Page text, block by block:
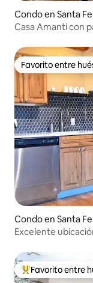
Condo en Santa Fe
Casa Amanti con
Favorito entre
Favorito entre
Condo en Santa Fe
Excelente
Favorito entre
Favorito entre